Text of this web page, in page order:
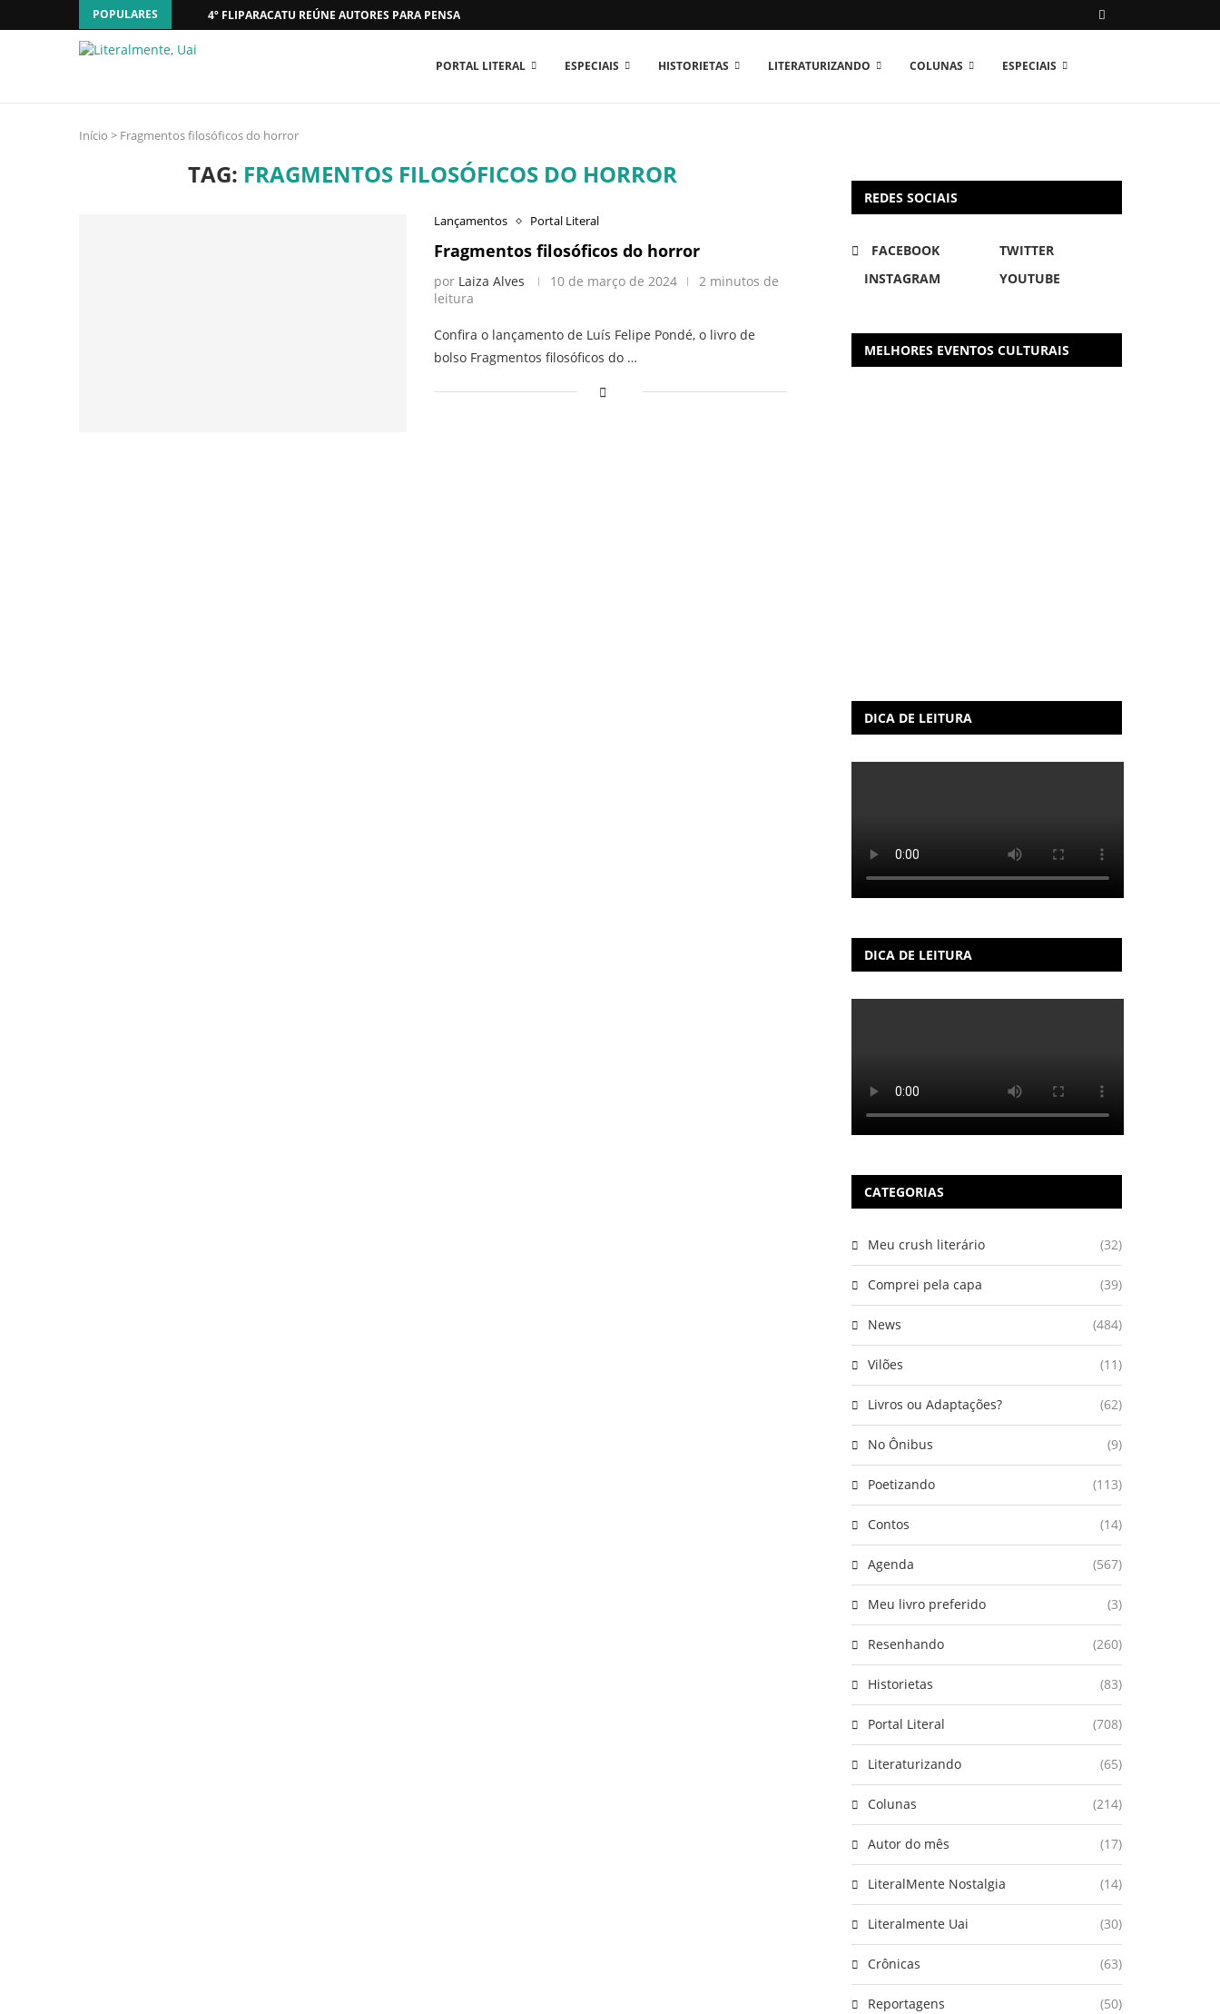
POPULARES 4º FLIPARACATU REÚNE AUTORES PARA PENSAR O MUNDO...
PORTAL LITERAL ESPECIAIS HISTORIETAS LITERATURIZANDO COLUNAS ESPECIAIS
Início > Fragmentos filosóficos do horror
TAG: FRAGMENTOS FILOSÓFICOS DO HORROR
Lançamentos Portal Literal
Fragmentos filosóficos do horror
por Laiza Alves 10 de março de 2024
2 minutos de
leitura
Confira o lançamento de Luís Felipe Pondé, o livro de
bolso Fragmentos filosóficos do …
REDES SOCIAIS
FACEBOOK
TWITTER
INSTAGRAM
YOUTUBE
MELHORES EVENTOS CULTURAIS
DICA DE LEITURA
DICA DE LEITURA
CATEGORIAS
Meu crush literário (32)
Comprei pela capa (39)
News (484)
Vilões (11)
Livros ou Adaptações? (62)
No Ônibus (9)
Poetizando (113)
Contos (14)
Agenda (567)
Meu livro preferido (3)
Resenhando (260)
Historietas (83)
Portal Literal (708)
Literaturizando (65)
Colunas (214)
Autor do mês (17)
LiteralMente Nostalgia (14)
Literalmente Uai (30)
Crônicas (63)
Reportagens (50)